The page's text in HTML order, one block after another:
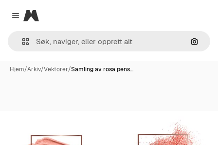
Close menu
Magnific
Søk
Hjem/Arkiv/Vektorer/Samling av rosa pens…